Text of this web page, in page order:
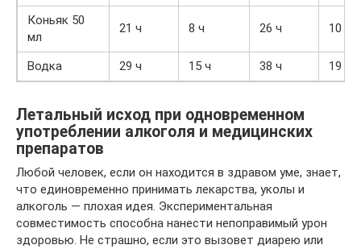
Коньяк 50
мл
21 ч 8 ч 26 ч 10 ч
Водка 29 ч 15 ч 38 ч 19 ч
Летальный исход при одновременном
употреблении алкоголя и медицинских
препаратов
Любой человек, если он находится в здравом уме, знает,
что единовременно принимать лекарства, уколы и
алкоголь — плохая идея. Экспериментальная
совместимость способна нанести непоправимый урон
здоровью. Не страшно, если это вызовет диарею или